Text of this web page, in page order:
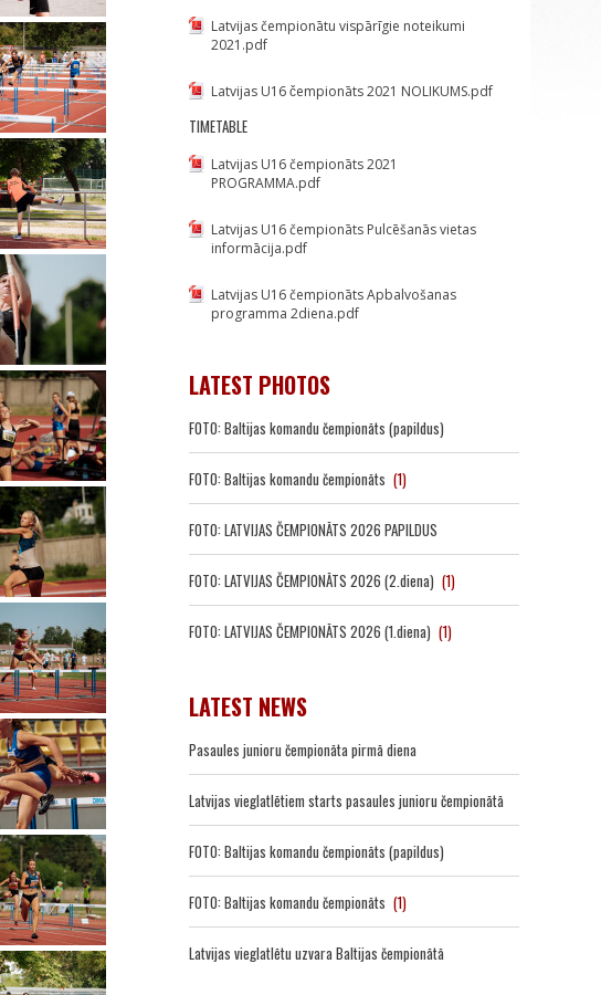
Latvijas čempionātu vispārīgie noteikumi
2021.pdf
Latvijas U16 čempionāts 2021 NOLIKUMS.pdf
TIMETABLE
Latvijas U16 čempionāts 2021
PROGRAMMA.pdf
Latvijas U16 čempionāts Pulcēšanās vietas
informācija.pdf
Latvijas U16 čempionāts Apbalvošanas
programma 2diena.pdf
LATEST PHOTOS
FOTO: Baltijas komandu čempionāts (papildus)
FOTO: Baltijas komandu čempionāts (1)
FOTO: LATVIJAS ČEMPIONĀTS 2026 PAPILDUS
FOTO: LATVIJAS ČEMPIONĀTS 2026 (2.diena) (1)
FOTO: LATVIJAS ČEMPIONĀTS 2026 (1.diena) (1)
LATEST NEWS
Pasaules junioru čempionāta pirmā diena
Latvijas vieglatlētiem starts pasaules junioru čempionātā
FOTO: Baltijas komandu čempionāts (papildus)
FOTO: Baltijas komandu čempionāts (1)
Latvijas vieglatlētu uzvara Baltijas čempionātā